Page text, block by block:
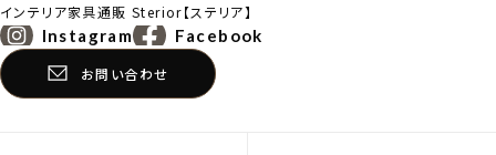
インテリア家具通販Sterior【ステリア】
Instagram Facebook
お問い合わせ